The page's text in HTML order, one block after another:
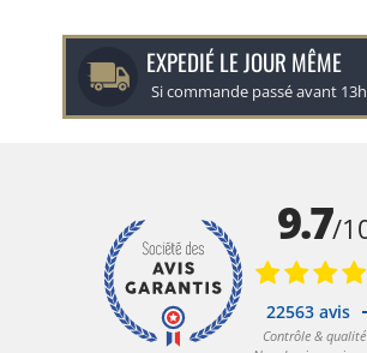
EXPEDIÉ LE JOUR MÊME
Si commande passé avant 13h